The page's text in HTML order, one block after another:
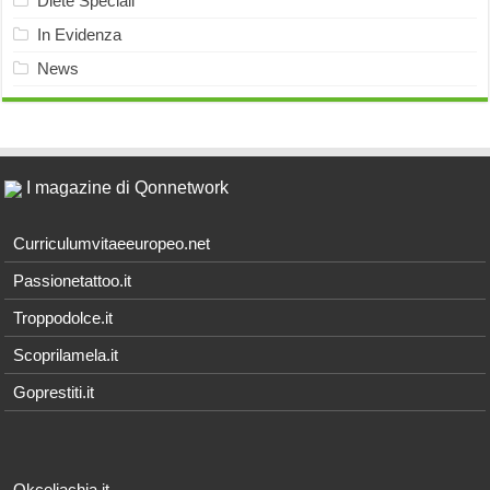
In Evidenza
News
I magazine di Qonnetwork
Curriculumvitaeeuropeo.net
Passionetattoo.it
Troppodolce.it
Scoprilamela.it
Goprestiti.it